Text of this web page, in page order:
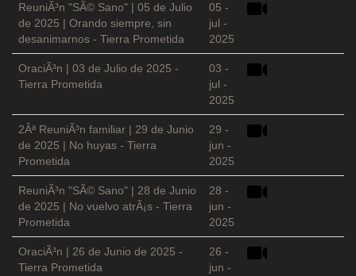
ReuniÃ³n "SÃ© Sano" | 05 de Julio
de 2025 | Orando siempre, sin
desanimarnos - Tierra Prometida
05 -
jul -
2025
OraciÃ³n | 03 de Julio de 2025 -
Tierra Prometida
03 -
jul -
2025
2Âª ReuniÃ³n familiar | 29 de Junio
de 2025 | No huyas - Tierra
Prometida
29 -
jun -
2025
ReuniÃ³n "SÃ© Sano" | 28 de Junio
de 2025 | No vuelvo atrÃ¡s - Tierra
Prometida
28 -
jun -
2025
OraciÃ³n | 26 de Junio de 2025 -
Tierra Prometida
26 -
jun -